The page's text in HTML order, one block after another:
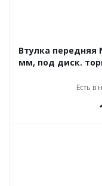
Втулка передняя
мм, под диск.
Есть в